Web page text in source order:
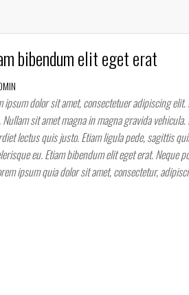
bibendum elit eget erat
ipsum dolor sit amet, consectetuer adipiscing elit.
sit amet magna in magna gravida
lectus quis justo. Etiam ligula pede, sagittis
eu. Etiam bibendum elit eget erat. Neque
ipsum quia dolor sit amet, consectetur,